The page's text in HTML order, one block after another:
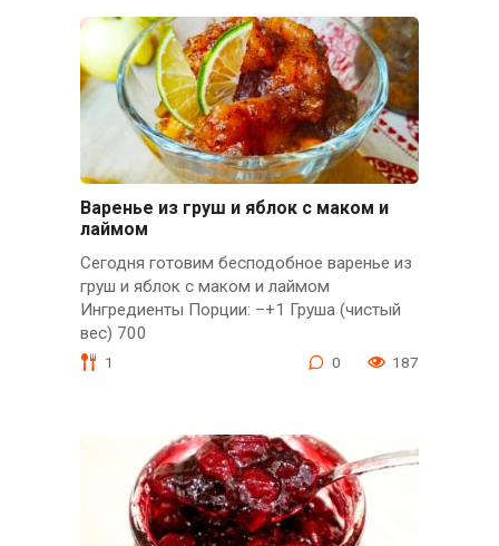
Варенье из груш и яблок с маком и
лаймом
Сегодня готовим бесподобное варенье из
груш и яблок с маком и лаймом
Ингредиенты Порции: –+1 Груша (чистый
вес) 700
1 0 187